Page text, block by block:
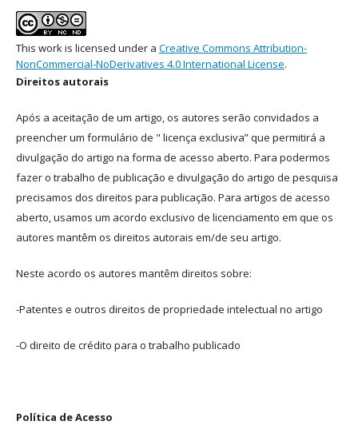
This work is licensed under a Creative Commons Attribution-
NonCommercial-NoDerivatives 4.0 International License.
Direitos autorais
Após a aceitação de um artigo, os autores serão convidados a
preencher um formulário de " licença exclusiva” que permitirá a
divulgação do artigo na forma de acesso aberto. Para podermos
fazer o trabalho de publicação e divulgação do artigo de pesquisa
precisamos dos direitos para publicação. Para artigos de acesso
aberto, usamos um acordo exclusivo de licenciamento em que os
autores mantêm os direitos autorais em/de seu artigo.
Neste acordo os autores mantêm direitos sobre:
-Patentes e outros direitos de propriedade intelectual no artigo
-O direito de crédito para o trabalho publicado
Política de Acesso